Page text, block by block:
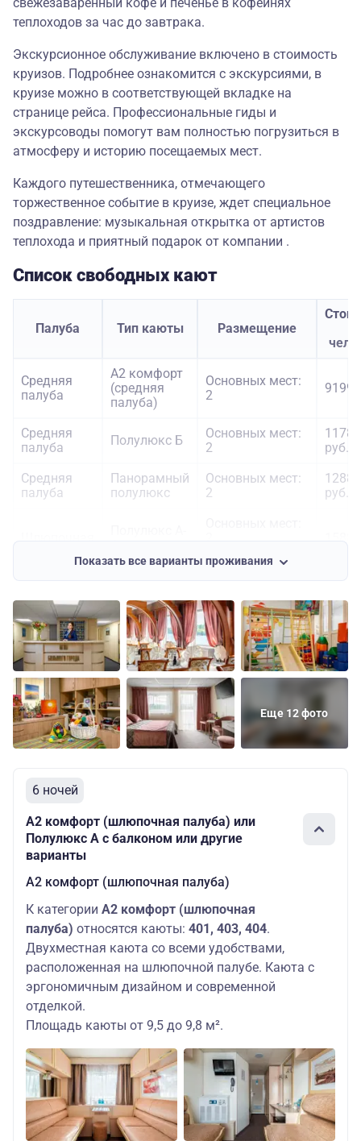
свежезаваренный кофе и печенье в кофейнях
теплоходов за час до завтрака.
Экскурсионное обслуживание включено в стоимость
круизов. Подробнее ознакомится с экскурсиями, в
круизе можно в соответствующей вкладке на
странице рейса. Профессиональные гиды и
экскурсоводы помогут вам полностью погрузиться в
атмосферу и историю посещаемых мест.
Каждого путешественника, отмечающего
торжественное событие в круизе, ждет специальное
поздравление: музыкальная открытка от артистов
теплохода и приятный подарок от компании .
Список свободных кают
Палуба Тип каюты Размещение
Средняя
палуба
А2 комфорт
(средняя
палуба)
Основных мест:
2
Средняя
палуба
Полулюкс Б
Основных мест:
2
руб.
Средняя
палуба
Панорамный
полулюкс
Основных мест:
2
руб.
балконом
мест: 1
Показать все варианты проживания
Еще 12 фото
6 ночей
А2 комфорт (шлюпочная палуба) или
Полулюкс А с балконом или другие
варианты
А2 комфорт (шлюпочная палуба)
К категории А2 комфорт (шлюпочная
палуба) относятся каюты: 401, 403, 404.
Двухместная каюта со всеми удобствами,
расположенная на шлюпочной палубе. Каюта с
эргономичным дизайном и современной
отделкой.
Площадь каюты от 9,5 до 9,8 м².